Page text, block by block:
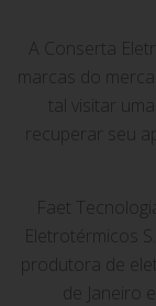
A Conserta
marcas do
tal visitar
recuperar seu
Faet
Eletrotérmicos
produtora de
de Janeiro